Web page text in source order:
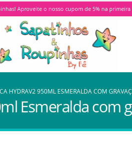
Aproveite o nosso cupom de 5% na primeira
HYDRAV2 950ML ESMERALDA COM
Esmeralda com